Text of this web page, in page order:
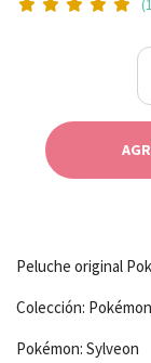
Peluche original
Colección:
Pokémon: Sylveon